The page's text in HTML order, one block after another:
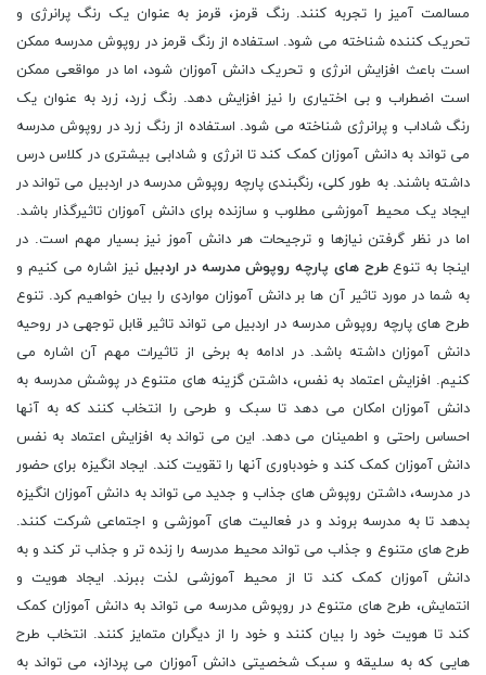
مسالمت آمیز را تجربه کنند. رنگ قرمز، قرمز به عنوان یک رنگ پرانرژی و
تحریک کننده شناخته می شود. استفاده از رنگ قرمز در روپوش مدرسه ممکن
است باعث افزایش انرژی و تحریک دانش آموزان شود، اما در مواقعی ممکن
است اضطراب و بی اختیاری را نیز افزایش دهد. رنگ زرد، زرد به عنوان یک
رنگ شاداب و پرانرژی شناخته می شود. استفاده از رنگ زرد در روپوش مدرسه
می تواند به دانش آموزان کمک کند تا انرژی و شادابی بیشتری در کلاس درس
داشته باشند. به طور کلی، رنگبندی پارچه روپوش مدرسه در اردبیل می تواند در
ایجاد یک محیط آموزشی مطلوب و سازنده برای دانش آموزان تاثیرگذار باشد.
اما در نظر گرفتن نیازها و ترجیحات هر دانش آموز نیز بسیار مهم است. در
اینجا به تنوعطرح های پارچه روپوش مدرسه در اردبیل نیز اشاره می کنیم و
به شما در مورد تاثیر آن ها بر دانش آموزان مواردی را بیان خواهیم کرد. تنوع
طرح های پارچه روپوش مدرسه در اردبیل می تواند تاثیر قابل توجهی در روحیه
دانش آموزان داشته باشد. در ادامه به برخی از تاثیرات مهم آن اشاره می
کنیم. افزایش اعتماد به نفس، داشتن گزینه های متنوع در پوشش مدرسه به
دانش آموزان امکان می دهد تا سبک و طرحی را انتخاب کنند که به آنها
احساس راحتی و اطمینان می دهد. این می تواند به افزایش اعتماد به نفس
دانش آموزان کمک کند و خودباوری آنها را تقویت کند. ایجاد انگیزه برای حضور
در مدرسه، داشتن روپوش های جذاب و جدید می تواند به دانش آموزان انگیزه
بدهد تا به مدرسه بروند و در فعالیت های آموزشی و اجتماعی شرکت کنند.
طرح های متنوع و جذاب می تواند محیط مدرسه را زنده تر و جذاب تر کند و به
دانش آموزان کمک کند تا از محیط آموزشی لذت ببرند. ایجاد هویت و
انتمایش، طرح های متنوع در روپوش مدرسه می تواند به دانش آموزان کمک
کند تا هویت خود را بیان کنند و خود را از دیگران متمایز کنند. انتخاب طرح
هایی که به سلیقه و سبک شخصیتی دانش آموزان می پردازد، می تواند به